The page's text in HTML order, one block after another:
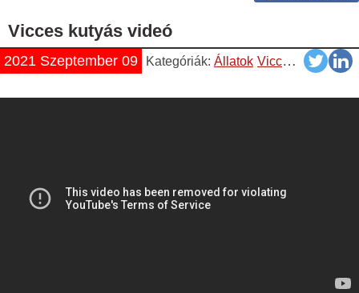
Vicces kutyás videó
2021 Szeptember 09 Kategóriák: Állatok Vicces Videók